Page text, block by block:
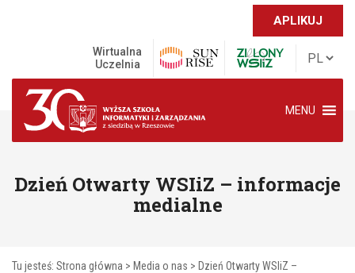
APLIKUJ
Wirtualna
Uczelnia
MENU
Dzień Otwarty WSIiZ – informacje
medialne
Tu jesteś: Strona główna > Media o nas > Dzień Otwarty WSIiZ –